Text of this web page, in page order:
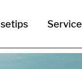
Service